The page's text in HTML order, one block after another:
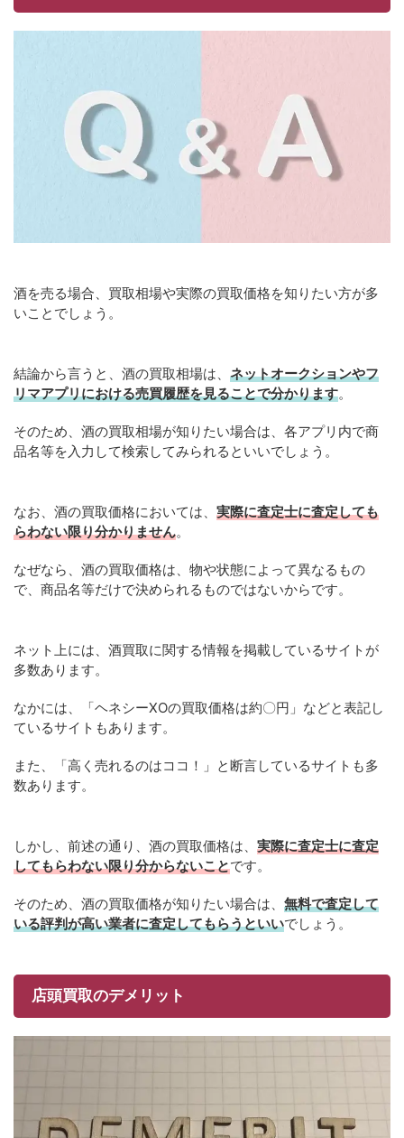
酒を売る場合、買取相場や実際の買取価格を知りたい方が多
いことでしょう。
結論から言うと、酒の買取相場は、 ネットオークションやフ
リマアプリにおける売買履歴を見ることで分かります。
そのため、酒の買取相場が知りたい場合は、各アプリ内で商
品名等を入力して検索してみられるといいでしょう。
なお、酒の買取価格においては、 実際に査定士に査定しても
らわない限り分かりません。
なぜなら、酒の買取価格は、物や状態によって異なるもの
で、商品名等だけで決められるものではないからです。
ネット上には、酒買取に関する情報を掲載しているサイトが
多数あります。
なかには、「ヘネシーXOの買取価格は約〇円」などと表記し
ているサイトもあります。
また、「高く売れるのはココ！」と断言しているサイトも多
数あります。
しかし、前述の通り、酒の買取価格は、 実際に査定士に査定
してもらわない限り分からないことです。
そのため、酒の買取価格が知りたい場合は、 無料で査定して
いる評判が高い業者に査定してもらうといいでしょう。
店頭買取のデメリット